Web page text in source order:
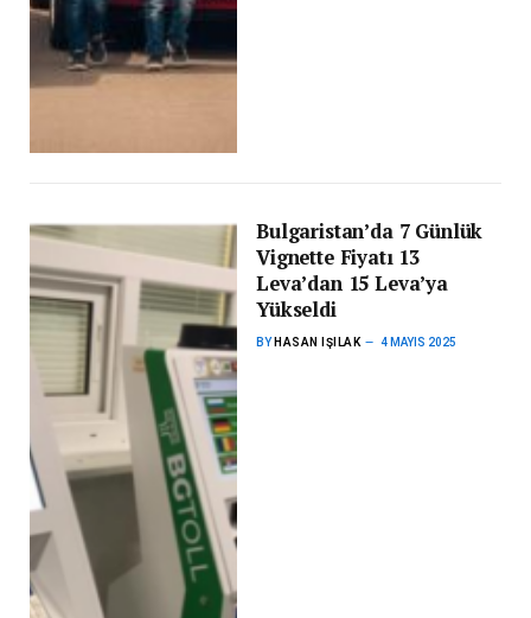
Bulgaristan’da 7 Günlük
Vignette Fiyatı 13
Leva’dan 15 Leva’ya
Yükseldi
BY HASAN IŞILAK 4 MAYIS 2025